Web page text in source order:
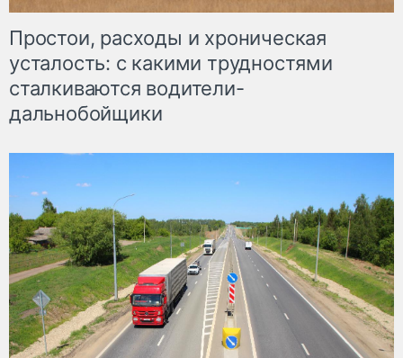
Простои, расходы и хроническая
усталость: с какими трудностями
сталкиваются водители-
дальнобойщики